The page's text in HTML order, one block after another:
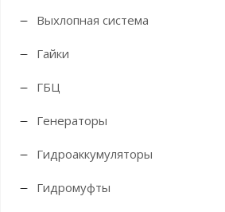
Выхлопная система
Гайки
ГБЦ
Генераторы
Гидроаккумуляторы
Гидромуфты